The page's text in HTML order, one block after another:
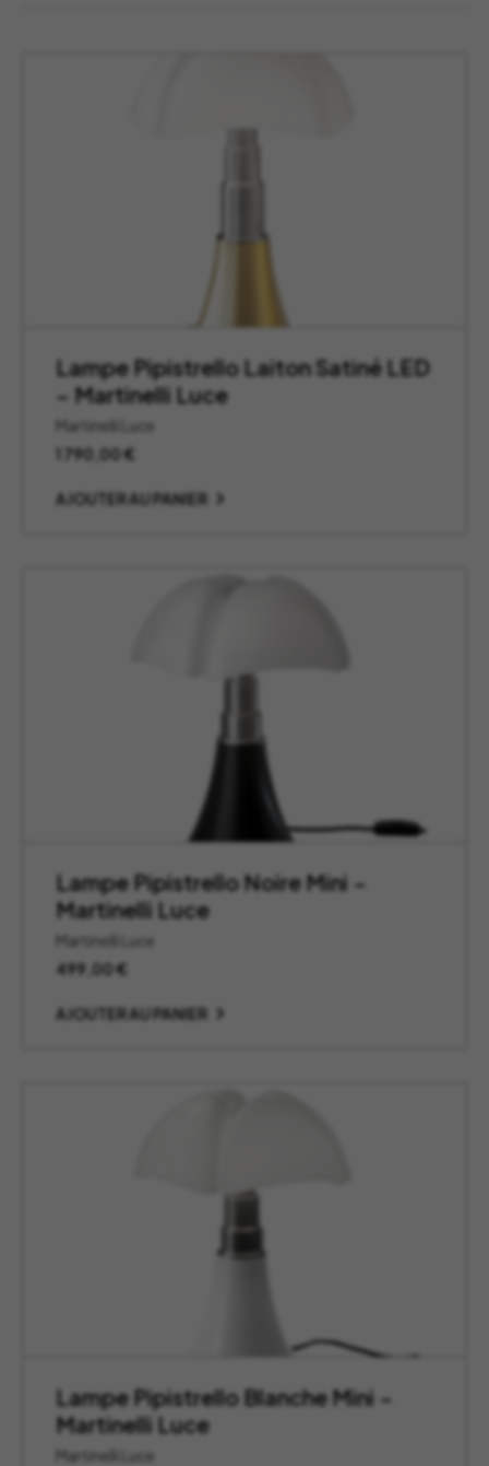
Lampe Pipistrello Laiton Satiné LED
– Martinelli Luce
Martinelli Luce
1 790,00€
AJOUTER AU PANIER
Lampe Pipistrello Noire Mini –
Martinelli Luce
Martinelli Luce
499,00€
AJOUTER AU PANIER
Lampe Pipistrello Blanche Mini –
Martinelli Luce
Martinelli Luce